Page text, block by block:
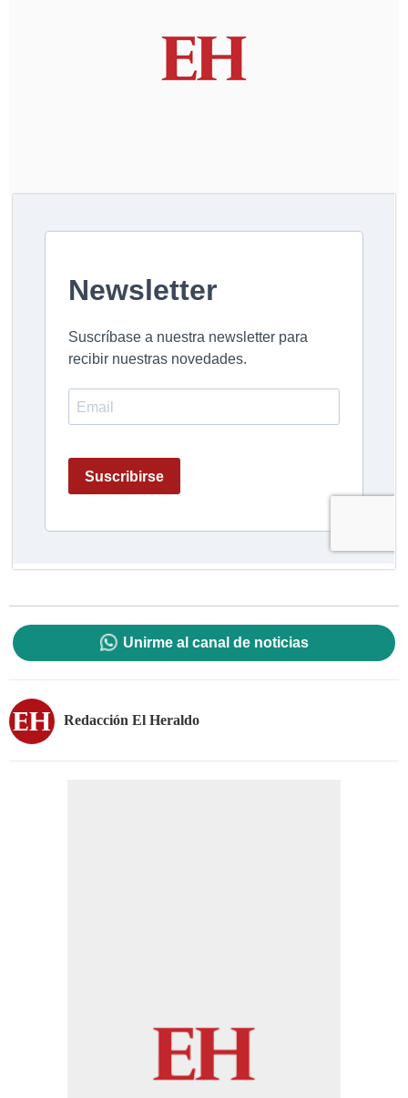
Unirme al canal de noticias
Redacción El Heraldo